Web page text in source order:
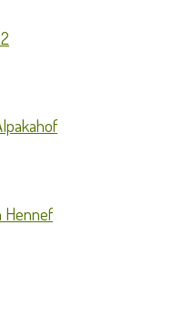
Hennef